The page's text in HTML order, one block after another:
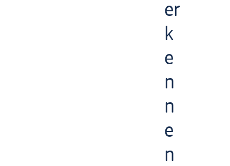
er
k
e
n
n
e
n